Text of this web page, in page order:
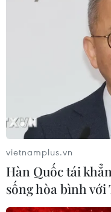
vietnamplus.vn
Hàn Quốc tái
sống hòa bình với